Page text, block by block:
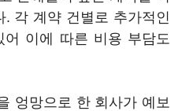
각 계약 건별로 추가적인
이에 따른 비용 부담도
엉망으로 한 회사가 예보